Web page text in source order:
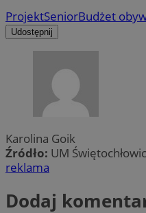
ProjektSeniorBudżet
Udostępnij
Karolina Goik
Źródło: UM
reklama
Dodaj